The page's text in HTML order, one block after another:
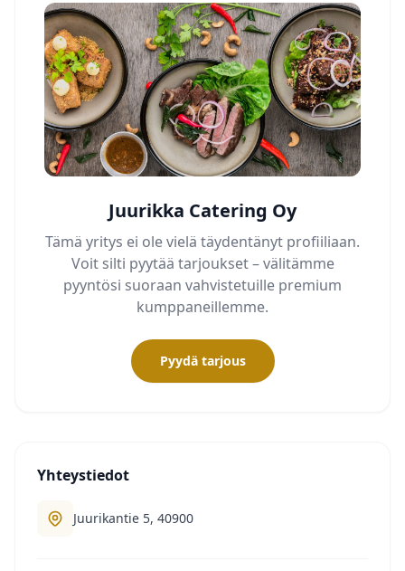
Juurikka Catering Oy
Tämä yritys ei ole vielä täydentänyt profiiliaan.
Voit silti pyytää tarjoukset – välitämme
pyyntösi suoraan vahvistetuille premium
kumppaneillemme.
Pyydä tarjous
Yhteystiedot
Juurikantie 5, 40900